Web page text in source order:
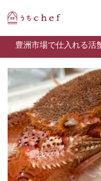
豊洲市場で仕入れる活